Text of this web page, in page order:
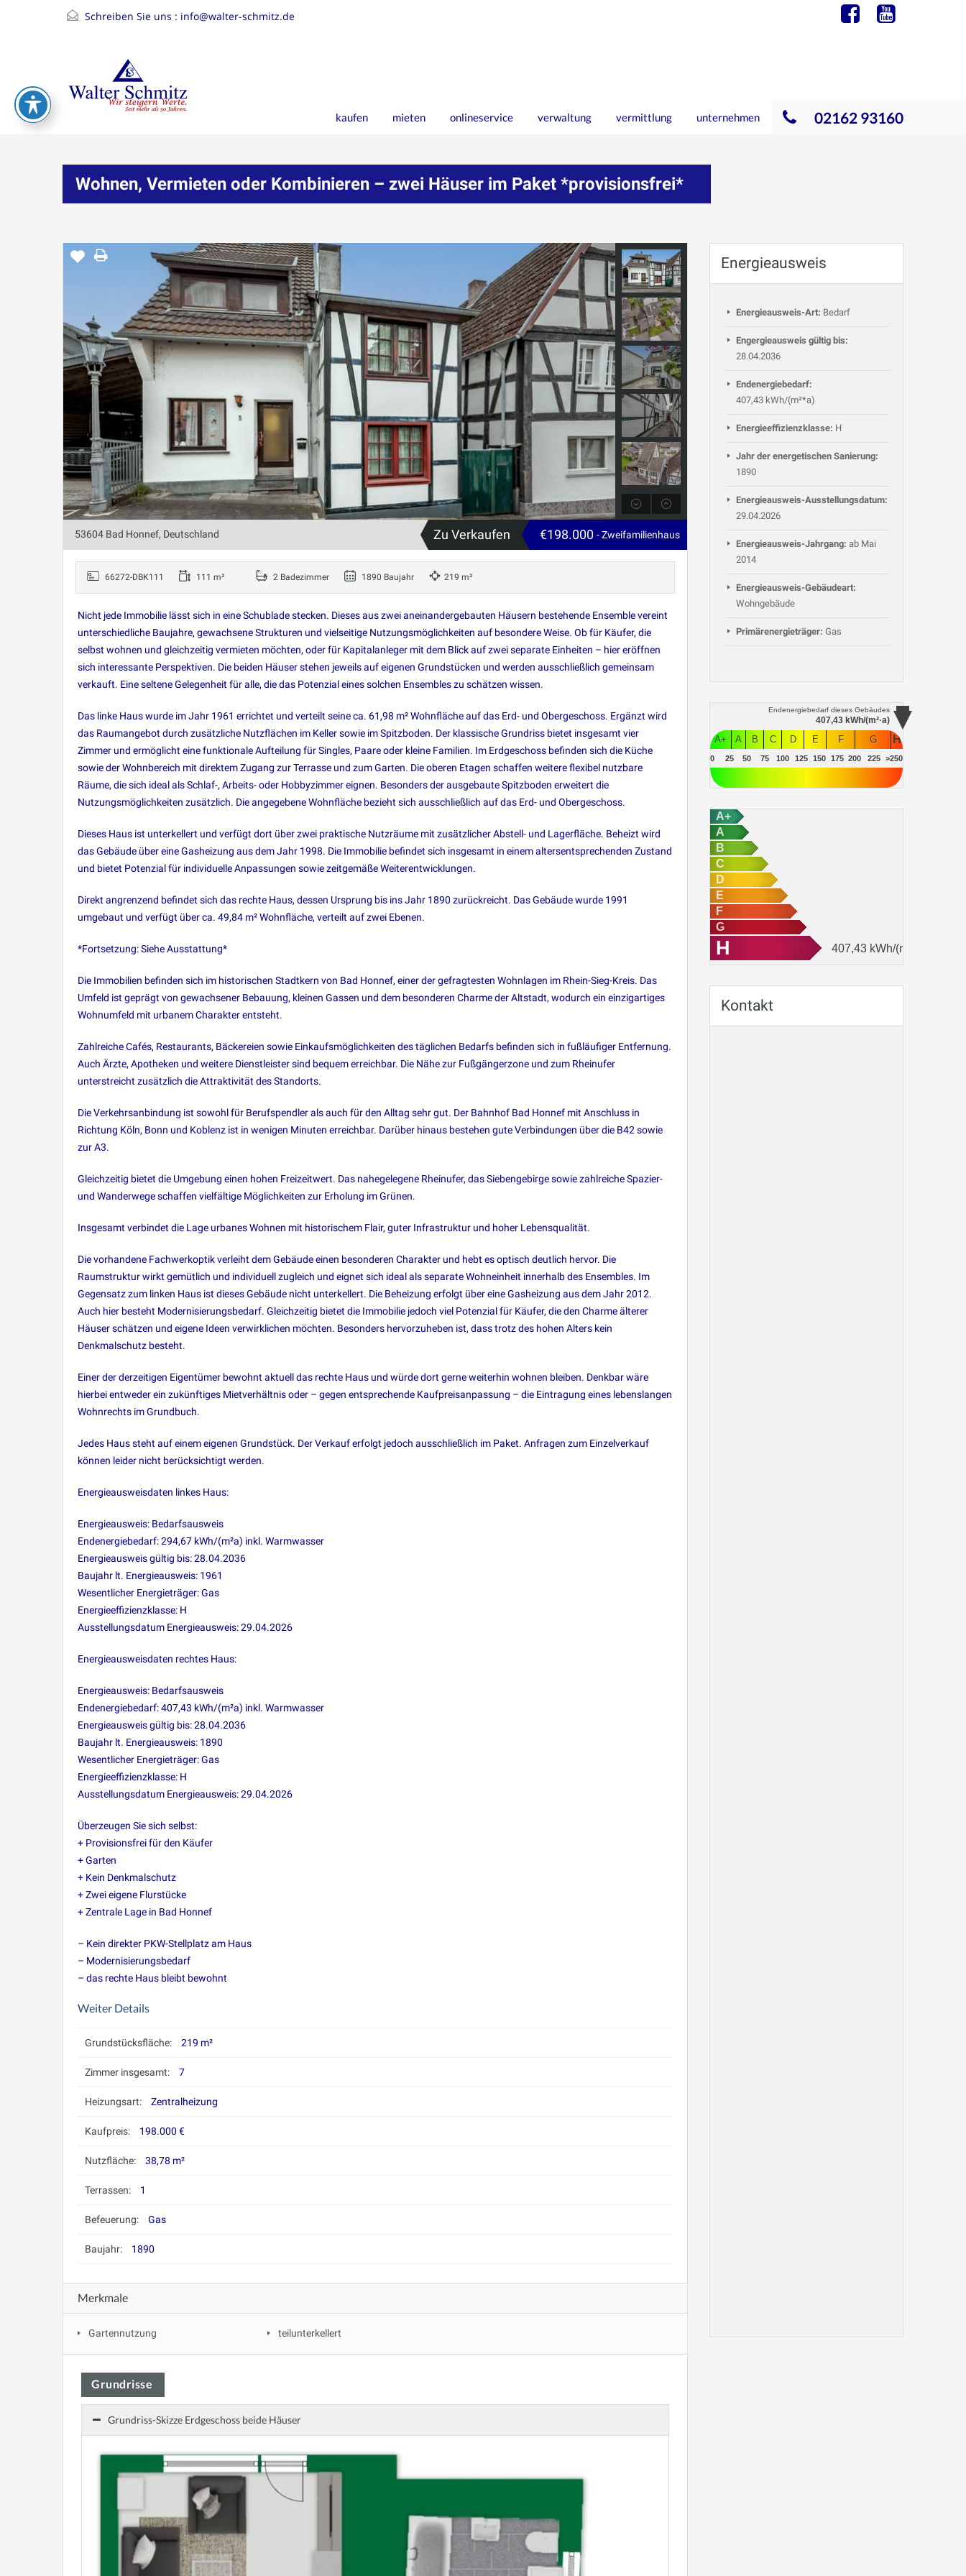
Schreiben Sie uns : info@walter-schmitz.de
02162 93160
kaufen mieten onlineservice verwaltung vermittlung unternehmen
Wohnen, Vermieten oder Kombinieren – zwei Häuser im Paket *provisionsfrei*
53604 Bad Honnef, Deutschland Zu Verkaufen €198.000 - Zweifamilienhaus
66272-DBK111 111 m² 2 Badezimmer 1890 Baujahr 219 m²
Nicht jede Immobilie lässt sich in eine Schublade stecken. Dieses aus zwei aneinandergebauten Häusern bestehende Ensemble vereint
unterschiedliche Baujahre, gewachsene Strukturen und vielseitige Nutzungsmöglichkeiten auf besondere Weise. Ob für Käufer, die
selbst wohnen und gleichzeitig vermieten möchten, oder für Kapitalanleger mit dem Blick auf zwei separate Einheiten – hier eröffnen
sich interessante Perspektiven. Die beiden Häuser stehen jeweils auf eigenen Grundstücken und werden ausschließlich gemeinsam
verkauft. Eine seltene Gelegenheit für alle, die das Potenzial eines solchen Ensembles zu schätzen wissen.
Das linke Haus wurde im Jahr 1961 errichtet und verteilt seine ca. 61,98 m² Wohnfläche auf das Erd- und Obergeschoss. Ergänzt wird
das Raumangebot durch zusätzliche Nutzflächen im Keller sowie im Spitzboden. Der klassische Grundriss bietet insgesamt vier
Zimmer und ermöglicht eine funktionale Aufteilung für Singles, Paare oder kleine Familien. Im Erdgeschoss befinden sich die Küche
sowie der Wohnbereich mit direktem Zugang zur Terrasse und zum Garten. Die oberen Etagen schaffen weitere flexibel nutzbare
Räume, die sich ideal als Schlaf-, Arbeits- oder Hobbyzimmer eignen. Besonders der ausgebaute Spitzboden erweitert die
Nutzungsmöglichkeiten zusätzlich. Die angegebene Wohnfläche bezieht sich ausschließlich auf das Erd- und Obergeschoss.
Dieses Haus ist unterkellert und verfügt dort über zwei praktische Nutzräume mit zusätzlicher Abstell- und Lagerfläche. Beheizt wird
das Gebäude über eine Gasheizung aus dem Jahr 1998. Die Immobilie befindet sich insgesamt in einem altersentsprechenden Zustand
und bietet Potenzial für individuelle Anpassungen sowie zeitgemäße Weiterentwicklungen.
Direkt angrenzend befindet sich das rechte Haus, dessen Ursprung bis ins Jahr 1890 zurückreicht. Das Gebäude wurde 1991
umgebaut und verfügt über ca. 49,84 m² Wohnfläche, verteilt auf zwei Ebenen.
*Fortsetzung: Siehe Ausstattung*
Die Immobilien befinden sich im historischen Stadtkern von Bad Honnef, einer der gefragtesten Wohnlagen im Rhein-Sieg-Kreis. Das
Umfeld ist geprägt von gewachsener Bebauung, kleinen Gassen und dem besonderen Charme der Altstadt, wodurch ein einzigartiges
Wohnumfeld mit urbanem Charakter entsteht.
Zahlreiche Cafés, Restaurants, Bäckereien sowie Einkaufsmöglichkeiten des täglichen Bedarfs befinden sich in fußläufiger Entfernung.
Auch Ärzte, Apotheken und weitere Dienstleister sind bequem erreichbar. Die Nähe zur Fußgängerzone und zum Rheinufer
unterstreicht zusätzlich die Attraktivität des Standorts.
Die Verkehrsanbindung ist sowohl für Berufspendler als auch für den Alltag sehr gut. Der Bahnhof Bad Honnef mit Anschluss in
Richtung Köln, Bonn und Koblenz ist in wenigen Minuten erreichbar. Darüber hinaus bestehen gute Verbindungen über die B42 sowie
zur A3.
Gleichzeitig bietet die Umgebung einen hohen Freizeitwert. Das nahegelegene Rheinufer, das Siebengebirge sowie zahlreiche Spazier-
und Wanderwege schaffen vielfältige Möglichkeiten zur Erholung im Grünen.
Insgesamt verbindet die Lage urbanes Wohnen mit historischem Flair, guter Infrastruktur und hoher Lebensqualität.
Die vorhandene Fachwerkoptik verleiht dem Gebäude einen besonderen Charakter und hebt es optisch deutlich hervor. Die
Raumstruktur wirkt gemütlich und individuell zugleich und eignet sich ideal als separate Wohneinheit innerhalb des Ensembles. Im
Gegensatz zum linken Haus ist dieses Gebäude nicht unterkellert. Die Beheizung erfolgt über eine Gasheizung aus dem Jahr 2012.
Auch hier besteht Modernisierungsbedarf. Gleichzeitig bietet die Immobilie jedoch viel Potenzial für Käufer, die den Charme älterer
Häuser schätzen und eigene Ideen verwirklichen möchten. Besonders hervorzuheben ist, dass trotz des hohen Alters kein
Denkmalschutz besteht.
Einer der derzeitigen Eigentümer bewohnt aktuell das rechte Haus und würde dort gerne weiterhin wohnen bleiben. Denkbar wäre
hierbei entweder ein zukünftiges Mietverhältnis oder – gegen entsprechende Kaufpreisanpassung – die Eintragung eines lebenslangen
Wohnrechts im Grundbuch.
Jedes Haus steht auf einem eigenen Grundstück. Der Verkauf erfolgt jedoch ausschließlich im Paket. Anfragen zum Einzelverkauf
können leider nicht berücksichtigt werden.
Energieausweisdaten linkes Haus:
Energieausweis: Bedarfsausweis
Endenergiebedarf: 294,67 kWh/(m²a) inkl. Warmwasser
Energieausweis gültig bis: 28.04.2036
Baujahr lt. Energieausweis: 1961
Wesentlicher Energieträger: Gas
Energieeffizienzklasse: H
Ausstellungsdatum Energieausweis: 29.04.2026
Energieausweisdaten rechtes Haus:
Energieausweis: Bedarfsausweis
Endenergiebedarf: 407,43 kWh/(m²a) inkl. Warmwasser
Energieausweis gültig bis: 28.04.2036
Baujahr lt. Energieausweis: 1890
Wesentlicher Energieträger: Gas
Energieeffizienzklasse: H
Ausstellungsdatum Energieausweis: 29.04.2026
Überzeugen Sie sich selbst:
+ Provisionsfrei für den Käufer
+ Garten
+ Kein Denkmalschutz
+ Zwei eigene Flurstücke
+ Zentrale Lage in Bad Honnef
– Kein direkter PKW-Stellplatz am Haus
– Modernisierungsbedarf
– das rechte Haus bleibt bewohnt
Weiter Details
Grundstücksfläche: 219 m²
Zimmer insgesamt: 7
Heizungsart: Zentralheizung
Kaufpreis: 198.000 €
Nutzfläche: 38,78 m²
Terrassen: 1
Befeuerung: Gas
Baujahr: 1890
Merkmale
Gartennutzung teilunterkellert
Grundrisse
Grundriss-Skizze Erdgeschoss beide Häuser
Energieausweis
Energieausweis-Art: Bedarf
Engergieausweis gültig bis:
28.04.2036
Endenergiebedarf:
407,43 kWh/(m²*a)
Energieeffizienzklasse: H
Jahr der energetischen Sanierung:
1890
Energieausweis-Ausstellungsdatum:
29.04.2026
Energieausweis-Jahrgang: ab Mai
2014
Energieausweis-Gebäudeart:
Wohngebäude
Primärenergieträger: Gas
Endenergiebedarf dieses Gebäudes
407,43 kWh/(m²·a)
A+
A B C D E F G H
0 25 50 75 100 125 150 175 200 225 >250
A+
A
B
C
D
E
F
G
H 407,43 kWh/(m²·a)
Kontakt